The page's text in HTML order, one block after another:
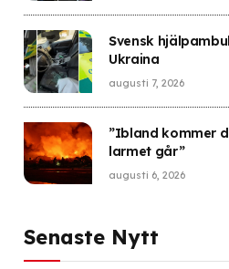
Svensk
Ukraina
augusti 7, 2026
”Ibland kommer
larmet går”
augusti 6, 2026
Senaste Nytt